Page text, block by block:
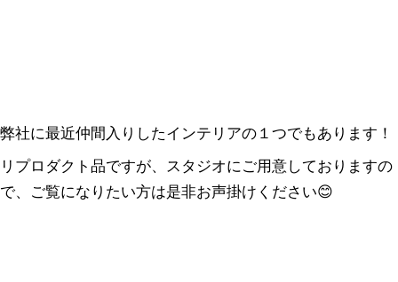
弊社に最近仲間入りしたインテリアの１つでもあります！
リプロダクト品ですが、スタジオにご用意しておりますの
で、ご覧になりたい方は是非お声掛けください😊